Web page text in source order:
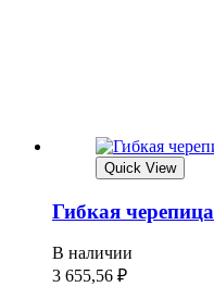
Quick View
Гибкая
В наличии
3 655,56 ₽